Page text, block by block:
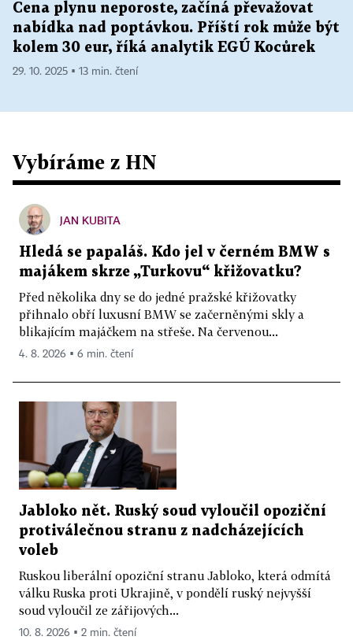
Cena plynu neporoste, začíná převažovat
nabídka nad poptávkou. Příští rok může být
kolem 30 eur, říká analytik EGÚ Kocůrek
29. 10. 2025 ▪ 13 min. čtení
Vybíráme z HN
JAN KUBITA
Hledá se papaláš. Kdo jel v černém BMW s
majákem skrze „Turkovu“ křižovatku?
Před několika dny se do jedné pražské křižovatky
přihnalo obří luxusní BMW se začerněnými skly a
blikajícím majáčkem na střeše. Na červenou...
4. 8. 2026 ▪ 6 min. čtení
Jabloko nět. Ruský soud vyloučil opoziční
protiválečnou stranu z nadcházejících
voleb
Ruskou liberální opoziční stranu Jabloko, která odmítá
válku Ruska proti Ukrajině, v pondělí ruský nejvyšší
soud vyloučil ze zářijových...
10. 8. 2026 ▪ 2 min. čtení